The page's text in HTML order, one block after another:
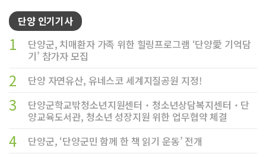
단양 인기기사
1
단양군, 치매환자 가족 위한 힐링프로그램 ‘단양愛 기억담
기’ 참가자 모집
2 단양 자연유산, 유네스코 세계지질공원 지정!
3
단양군학교밖청소년지원센터‧청소년상담복지센터‧단
양교육도서관, 청소년 성장지원 위한 업무협약 체결
4 단양군, ‘단양군민 함께 한 책 읽기 운동’ 전개